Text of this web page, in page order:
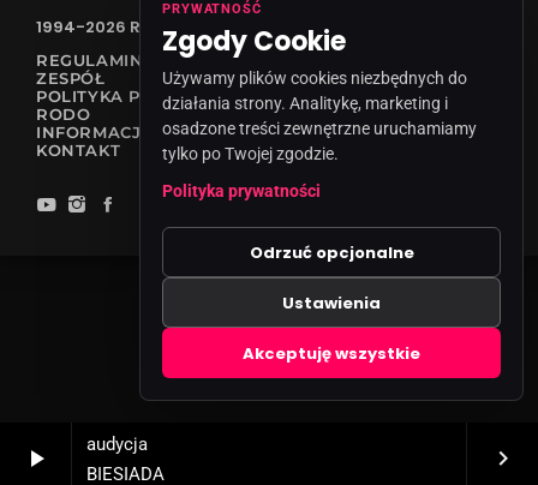
play_arrow
audycja
BIESIADA
keyboard_arrow_right
1994-2026 RADIO VANESSA SPÓŁKA Z O.O
REGULAMIN KONKURSÓW
ZESPÓŁ
POLITYKA PRYWATNOŚCI
RODO
INFORMACJA O NADAWCY
KONTAKT
PRYWATNOŚĆ
Zgody Cookie
Używamy plików cookies niezbędnych do
działania strony. Analitykę, marketing i
osadzone treści zewnętrzne uruchamiamy
tylko po Twojej zgodzie.
Polityka prywatności
Odrzuć opcjonalne
Ustawienia
Akceptuję wszystkie
Zgody cookies